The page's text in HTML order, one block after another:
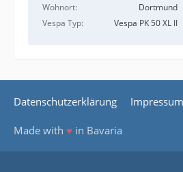
Wohnort
Dortmund
Vespa Typ
Vespa PK 50 XL II
Datenschutzerklärung Impressum
Made with ♥ in Bavaria